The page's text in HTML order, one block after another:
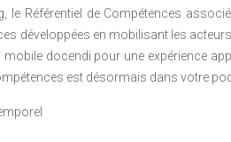
le Référentiel de Compétences
développées en mobilisant les
mobile docendi pour une expérience
est désormais dans votre